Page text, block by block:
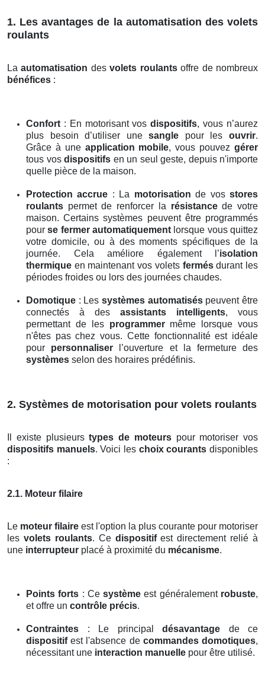
1. Les avantages de la automatisation des volets
roulants
Laautomatisation desvolets roulantsoffre de nombreux
bénéfices :
Confort : En motorisant vosdispositifs, vous n’aurez
plus besoin d’utiliser unesangle pour lesouvrir.
Grâce à une application mobile, vous pouvezgérer
tous vos dispositifs en un seul geste, depuis n'importe
quelle pièce de la maison.
Protection accrue : La motorisation de vosstores
roulants permet de renforcer la résistancede votre
maison. Certains systèmes peuvent être programmés
pourse fermer automatiquement lorsque vous quittez
votre domicile, ou à des moments spécifiques de la
journée. Cela améliore également l’isolation
thermique en maintenant vos volets fermésdurant les
périodes froides ou lors des journées chaudes.
Domotique : Les systèmes automatiséspeuvent être
connectés à des assistants intelligents, vous
permettant de les programmermême lorsque vous
n'êtes pas chez vous. Cette fonctionnalité est idéale
pour personnaliser l’ouverture et la fermeture des
systèmes selon des horaires prédéfinis.
2. Systèmes de motorisation pour volets roulants
Il existe plusieurstypes de moteurspour motoriser vos
dispositifs manuels. Voici les choix courants disponibles
:
2.1. Moteur filaire
Le moteur filaire est l'option la plus courante pour motoriser
les volets roulants. Ce dispositifest directement relié à
une interrupteur placé à proximité du mécanisme.
Points forts : Cesystème est généralement robuste,
et offre un contrôle précis.
Contraintes : Le principal désavantage de ce
dispositifest l'absence de commandes domotiques,
nécessitant une interaction manuelle pour être utilisé.